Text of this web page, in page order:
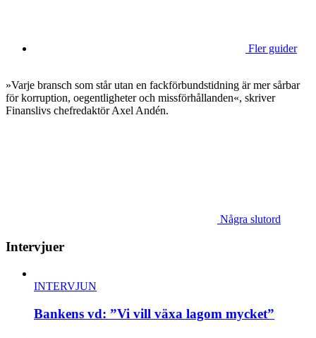
Fler guider
»Varje bransch som står utan en fackförbundstidning är mer sårbar
för korruption, oegentligheter och missförhållanden«, skriver
Finanslivs chefredaktör Axel Andén.
Några slutord
Intervjuer
INTERVJUN
Bankens vd: ”Vi vill växa lagom mycket”